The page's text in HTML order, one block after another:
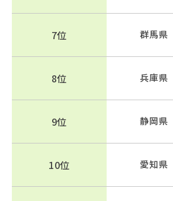
7位 群馬県
8位 兵庫県
9位 静岡県
10位 愛知県